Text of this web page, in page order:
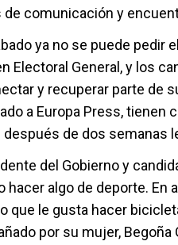
de comunicación y
ya no se puede pedir
Electoral General, y los
y recuperar parte de
a Europa Press, tienen
después de dos semanas
del Gobierno y
hacer algo de deporte. En
que le gusta hacer
por su mujer,